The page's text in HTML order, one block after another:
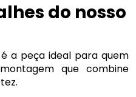
do nosso
a peça ideal para quem
que combine